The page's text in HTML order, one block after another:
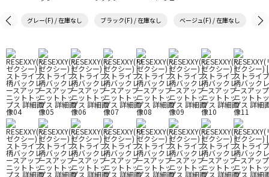
グレー(F) / 在庫なし ブラック(F) / 在庫なし ベージュ(F) / 在庫なし